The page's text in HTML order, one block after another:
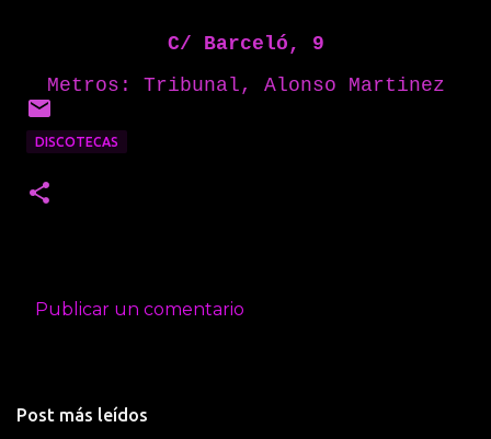
C/ Barceló, 9
Metros: Tribunal, Alonso Martinez
DISCOTECAS
e
Publicar un comentario
Post más leídos